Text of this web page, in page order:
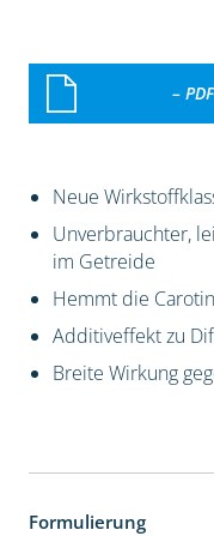
–
Neue
Unverbrauchter,
im Getreide
Hemmt die
Additiveffekt zu
Breite Wirkung
Formulierung